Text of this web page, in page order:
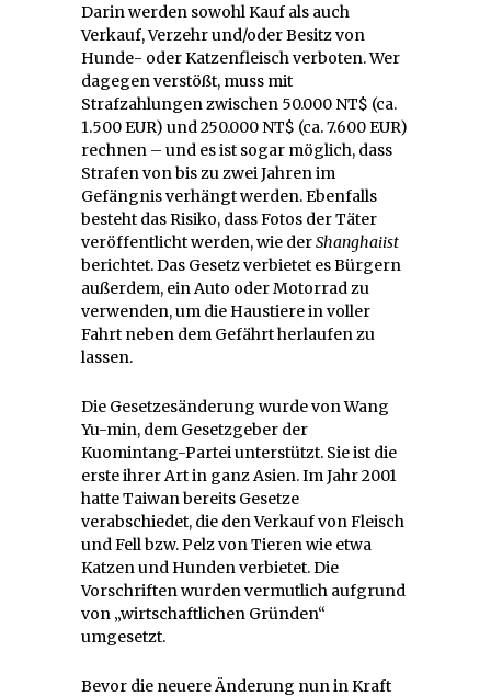
Darin werden sowohl Kauf als auch
Verkauf, Verzehr und/oder Besitz von
Hunde- oder Katzenfleisch verboten. Wer
dagegen verstößt, muss mit
Strafzahlungen zwischen 50.000 NT$ (ca.
1.500 EUR) und 250.000 NT$ (ca. 7.600 EUR)
rechnen – und es ist sogar möglich, dass
Strafen von bis zu zwei Jahren im
Gefängnis verhängt werden. Ebenfalls
besteht das Risiko, dass Fotos der Täter
veröffentlicht werden, wie derShanghaiist
berichtet. Das Gesetz verbietet es Bürgern
außerdem, ein Auto oder Motorrad zu
verwenden, um die Haustiere in voller
Fahrt neben dem Gefährt herlaufen zu
lassen.
Die Gesetzesänderung wurde von Wang
Yu-min, dem Gesetzgeber der
Kuomintang-Partei unterstützt. Sie ist die
erste ihrer Art in ganz Asien. Im Jahr 2001
hatte Taiwan bereits Gesetze
verabschiedet, die den Verkauf von Fleisch
und Fell bzw. Pelz von Tieren wie etwa
Katzen und Hunden verbietet. Die
Vorschriften wurden vermutlich aufgrund
von „wirtschaftlichen Gründen“
umgesetzt.
Bevor die neuere Änderung nun in Kraft